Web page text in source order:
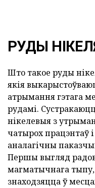
РУДЫ
Што такое руды
якія
атрымання гэтага
рудамі.
нікелевыя з
чатырох працэнтаў
аналагічны
Першы выгляд
магматычнага
знаходзяцца ў